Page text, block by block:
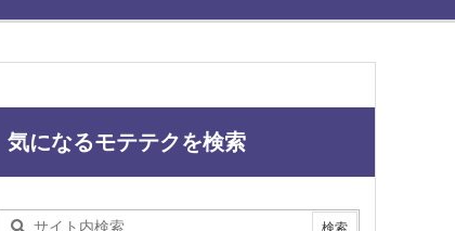
気になるモテテクを検索